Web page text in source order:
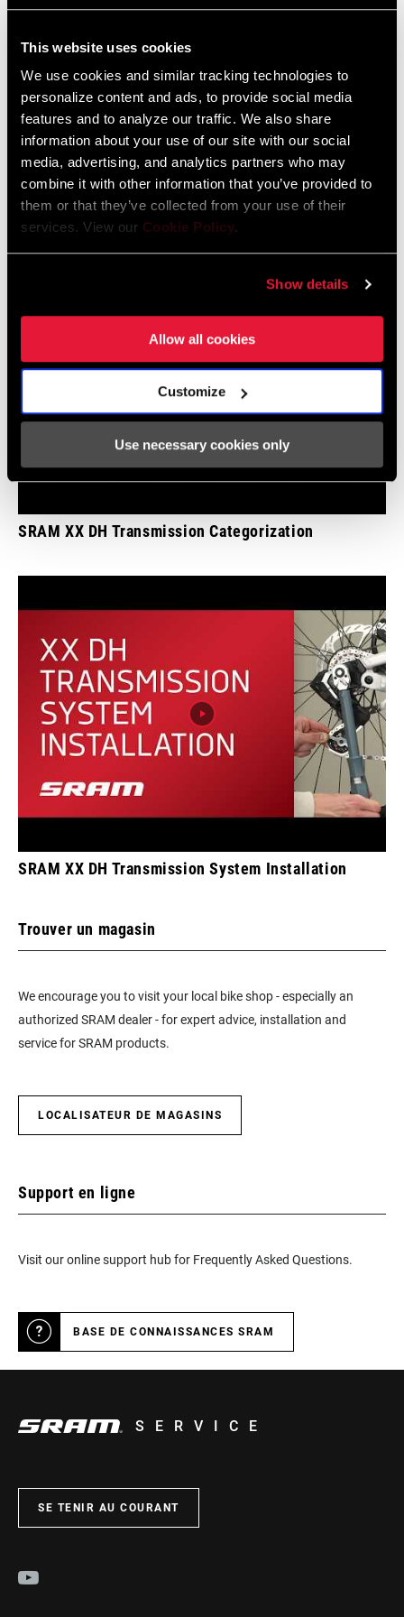
This website uses cookies
We use cookies and similar tracking technologies to
personalize content and ads, to provide social media
features and to analyze our traffic. We also share
information about your use of our site with our social
media, advertising, and analytics partners who may
combine it with other information that you’ve provided to
them or that they’ve collected from your use of their
services. View our Cookie Policy.
Show details
Allow all cookies
Customize
Use necessary cookies only
Eagle Transmission and DH
Vidéos
SRAM XX DH Transmission Categorization
SRAM XX DH Transmission System Installation
Trouver un magasin
We encourage you to visit your local bike shop - especially an
authorized SRAM dealer - for expert advice, installation and
service for SRAM products.
LOCALISATEUR DE MAGASINS
Support en ligne
Visit our online support hub for Frequently Asked Questions.
BASE DE CONNAISSANCES SRAM
SERVICE
SE TENIR AU COURANT